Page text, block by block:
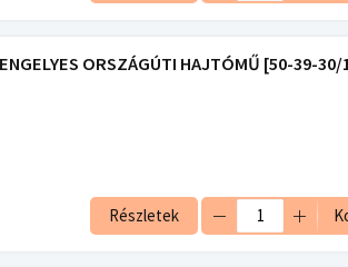
ORSZÁGÚTI HAJTÓMŰ [50-39-30/
Részletek